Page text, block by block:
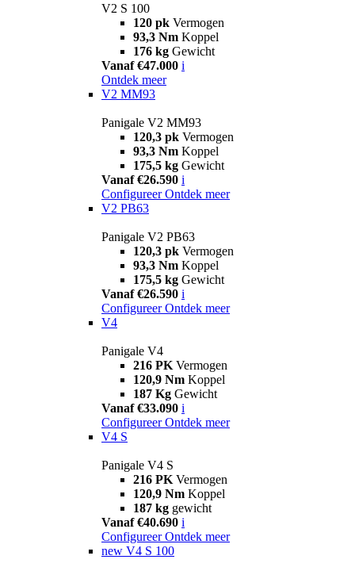
V2 S 100
120 pk Vermogen
93,3 Nm Koppel
176 kg Gewicht
Vanaf €47.000 i
Ontdek meer
V2 MM93
Panigale V2 MM93
120,3 pk Vermogen
93,3 Nm Koppel
175,5 kg Gewicht
Vanaf €26.590 i
Configureer Ontdek meer
V2 PB63
Panigale V2 PB63
120,3 pk Vermogen
93,3 Nm Koppel
175,5 kg Gewicht
Vanaf €26.590 i
Configureer Ontdek meer
V4
Panigale V4
216 PK Vermogen
120,9 Nm Koppel
187 Kg Gewicht
Vanaf €33.090 i
Configureer Ontdek meer
V4 S
Panigale V4 S
216 PK Vermogen
120,9 Nm Koppel
187 kg gewicht
Vanaf €40.690 i
Configureer Ontdek meer
new V4 S 100